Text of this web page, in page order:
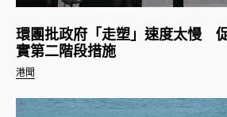
港聞
環團批政府「走塑」速度太慢
實第二階段措施